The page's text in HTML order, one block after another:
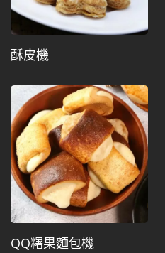
酥皮機
QQ糬果麵包機